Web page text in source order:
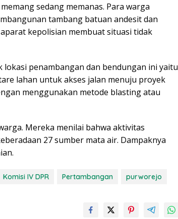
sedang memanas. Para warga
tambang batuan andesit dan
kepolisian membuat situasi tidak
penambangan dan bendungan ini yaitu
lahan untuk akses jalan menuju proyek
menggunakan metode blasting atau
Mereka menilai bahwa aktivitas
27 sumber mata air. Dampaknya
Komisi IV DPR Pertambangan purworejo